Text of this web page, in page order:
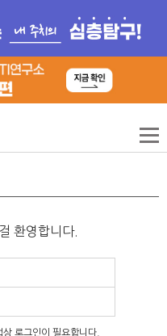
환영합니다.
로그인이 필요합니다.